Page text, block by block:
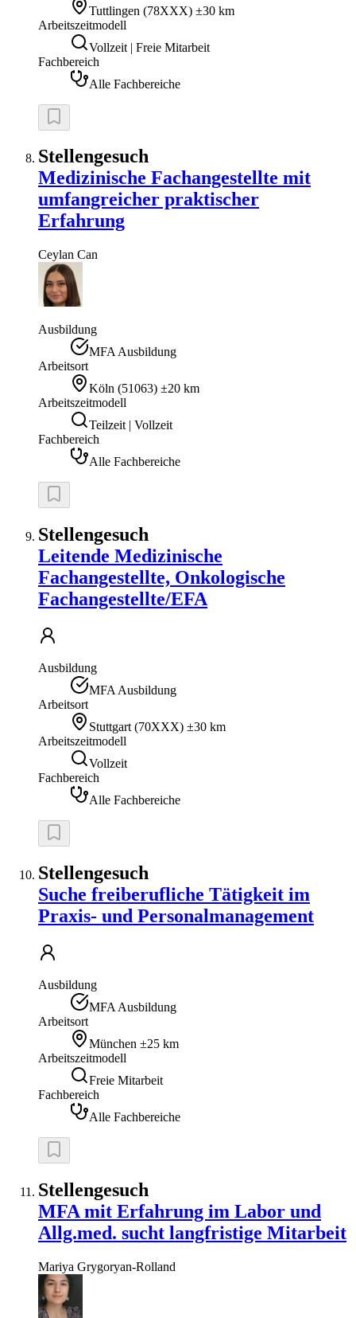
Tuttlingen (78XXX) ±30 km
Arbeitszeitmodell
Vollzeit | Freie Mitarbeit
Fachbereich
Alle Fachbereiche
Stellengesuch
Medizinische Fachangestellte mit
umfangreicher praktischer
Erfahrung
Ceylan Can
Ausbildung
MFA Ausbildung
Arbeitsort
Köln (51063) ±20 km
Arbeitszeitmodell
Teilzeit | Vollzeit
Fachbereich
Alle Fachbereiche
Stellengesuch
Leitende Medizinische
Fachangestellte, Onkologische
Fachangestellte/EFA
Ausbildung
MFA Ausbildung
Arbeitsort
Stuttgart (70XXX) ±30 km
Arbeitszeitmodell
Vollzeit
Fachbereich
Alle Fachbereiche
Stellengesuch
Suche freiberufliche Tätigkeit im
Praxis- und Personalmanagement
Ausbildung
MFA Ausbildung
Arbeitsort
München ±25 km
Arbeitszeitmodell
Freie Mitarbeit
Fachbereich
Alle Fachbereiche
Stellengesuch
MFA mit Erfahrung im Labor und
Allg.med. sucht langfristige Mitarbeit
Mariya Grygoryan-Rolland